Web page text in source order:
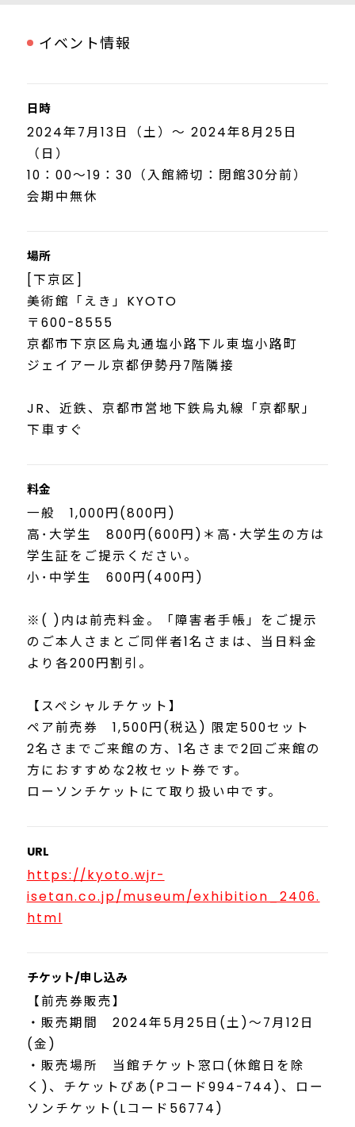
イベント情報
日時
2024年7月13日（土）～ 2024年8月25日
（日）
10：00～19：30（入館締切：閉館30分前）
会期中無休
場所
[下京区]
美術館「えき」KYOTO
〒600-8555
京都市下京区烏丸通塩小路下ル東塩小路町
ジェイアール京都伊勢丹7階隣接
JR、近鉄、京都市営地下鉄烏丸線「京都駅」
下車すぐ
料金
一般 1,000円(800円)
高･大学生 800円(600円)＊高･大学生の方は
学生証をご提示ください。
小･中学生 600円(400円)
※( )内は前売料金。「障害者手帳」をご提示
のご本人さまとご同伴者1名さまは、当日料金
より各200円割引。
【スペシャルチケット】
ペア前売券 1,500円(税込) 限定500セット
2名さまでご来館の方、1名さまで2回ご来館の
方におすすめな2枚セット券です。
ローソンチケットにて取り扱い中です。
URL
https://kyoto.wjr-
isetan.co.jp/museum/exhibition_2406.
html
チケット/申し込み
【前売券販売】
・販売期間 2024年5月25日(土)～7月12日
(金)
・販売場所 当館チケット窓口(休館日を除
く)、チケットぴあ(Pコード994-744)、ロー
ソンチケット(Lコード56774)